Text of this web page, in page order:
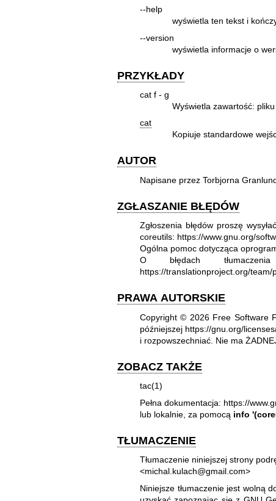
--help
wyświetla ten tekst i
--version
wyświetla informacje o
PRZYKŁADY
cat f - g
Wyświetla zawartość:
cat
Kopiuje standardowe
AUTOR
Napisane przez Torbjorna
ZGŁASZANIE BŁĘDÓW
Zgłoszenia błędów proszę
coreutils: https://www.gnu.org/
Ogólna pomoc dotycząca
O błędach
https://translationproject.org/team/
PRAWA AUTORSKIE
Copyright © 2026 Free Software
późniejszej https://gnu.org/
i rozpowszechniać. Nie ma
ZOBACZ TAKŻE
tac(1)
Pełna dokumentacja: https://
lub lokalnie, za pomocą info
TŁUMACZENIE
Tłumaczenie niniejszej strony
<michal.kulach@gmail.com>
Niniejsze tłumaczenie jest wolną